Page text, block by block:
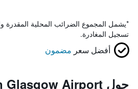
*يشمل المجموع الضرائب المحلية المقدرة
تسجيل المغادرة.
أفضل سعر مضمون
حول Premier Inn Glasgow Airport